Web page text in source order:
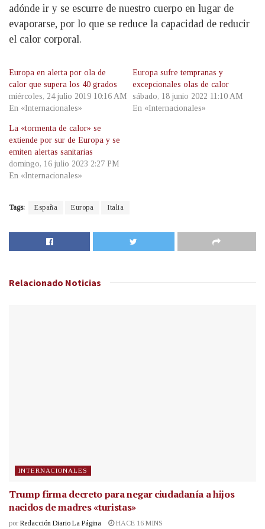
adónde ir y se escurre de nuestro cuerpo en lugar de
evaporarse, por lo que se reduce la capacidad de reducir
el calor corporal.
Europa en alerta por ola de
calor que supera los 40 grados
miércoles, 24 julio 2019 10:16 AM
En «Internacionales»
Europa sufre tempranas y
excepcionales olas de calor
sábado, 18 junio 2022 11:10 AM
En «Internacionales»
La «tormenta de calor» se
extiende por sur de Europa y se
emiten alertas sanitarias
domingo, 16 julio 2023 2:27 PM
En «Internacionales»
Tags: España Europa Italia
Relacionado Noticias
INTERNACIONALES
Trump firma decreto para negar ciudadanía a hijos
nacidos de madres «turistas»
por Redacción Diario La Página HACE 16 MINS